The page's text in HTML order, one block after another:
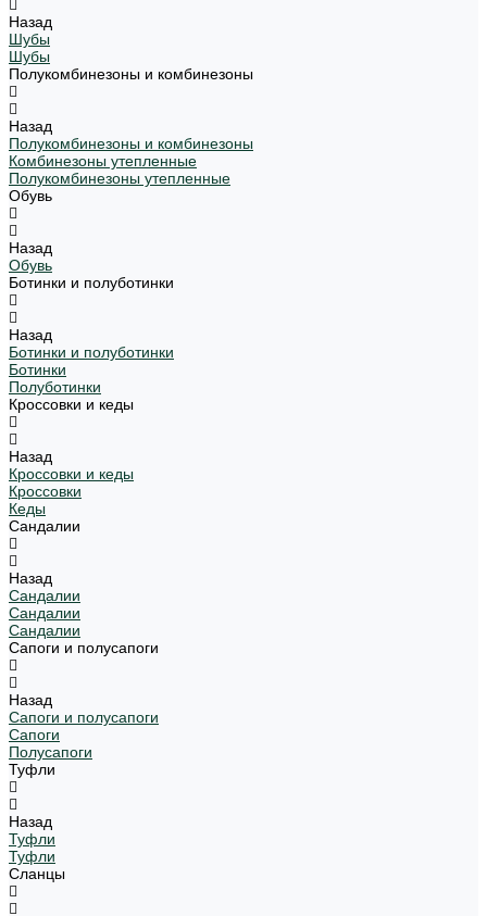
Назад
Шубы
Шубы
Полукомбинезоны и комбинезоны
Назад
Полукомбинезоны и комбинезоны
Комбинезоны утепленные
Полукомбинезоны утепленные
Обувь
Назад
Обувь
Ботинки и полуботинки
Назад
Ботинки и полуботинки
Ботинки
Полуботинки
Кроссовки и кеды
Назад
Кроссовки и кеды
Кроссовки
Кеды
Сандалии
Назад
Сандалии
Сандалии
Сандалии
Сапоги и полусапоги
Назад
Сапоги и полусапоги
Сапоги
Полусапоги
Туфли
Назад
Туфли
Туфли
Сланцы